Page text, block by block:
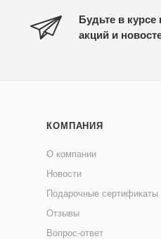
Будьте в
акций и
КОМПАНИЯ
О компании
Новости
Подарочные сертификаты
Отзывы
Вопрос-ответ